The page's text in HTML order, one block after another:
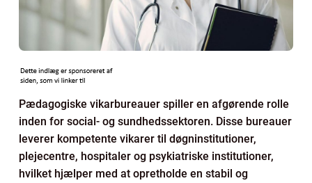
Pædagogiske vikarbureauer spiller en afgørende rolle
inden for social- og sundhedssektoren. Disse bureauer
leverer kompetente vikarer til døgninstitutioner,
plejecentre, hospitaler og psykiatriske institutioner,
hvilket hjælper med at opretholde en stabil og